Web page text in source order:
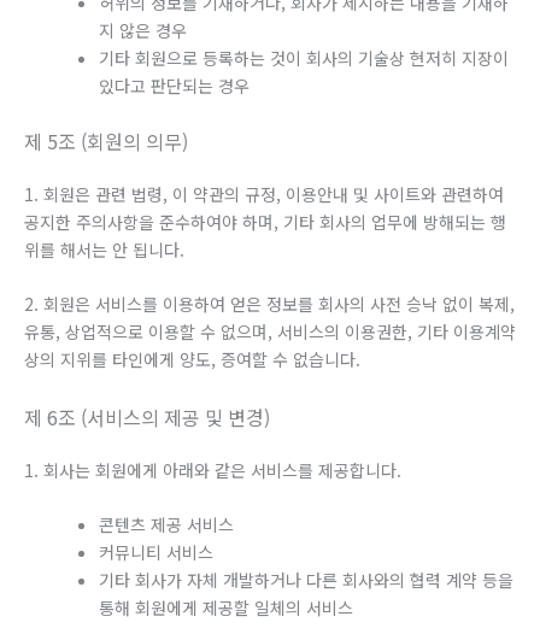
지 않은 경우
기타 회원으로 등록하는 것이 회사의 기술상 현저히 지장이
있다고 판단되는 경우
제 5조 (회원의 의무)
1. 회원은 관련 법령, 이 약관의 규정, 이용안내 및 사이트와 관련하여
공지한 주의사항을 준수하여야 하며, 기타 회사의 업무에 방해되는 행
위를 해서는 안 됩니다.
2. 회원은 서비스를 이용하여 얻은 정보를 회사의 사전 승낙 없이 복제,
유통, 상업적으로 이용할 수 없으며, 서비스의 이용권한, 기타 이용계약
상의 지위를 타인에게 양도, 증여할 수 없습니다.
제 6조 (서비스의 제공 및 변경)
1. 회사는 회원에게 아래와 같은 서비스를 제공합니다.
콘텐츠 제공 서비스
커뮤니티 서비스
기타 회사가 자체 개발하거나 다른 회사와의 협력 계약 등을
통해 회원에게 제공할 일체의 서비스